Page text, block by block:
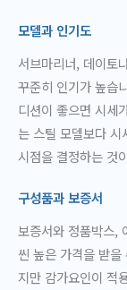
모델과 인기도
서브마리너, 데이토
꾸준히 인기가 높습
디션이 좋으면 시세
는 스틸 모델보다
시점을 결정하는 것
구성품과 보증서
보증서와 정품박스,
씬 높은 가격을 받
지만 감가요인이 적